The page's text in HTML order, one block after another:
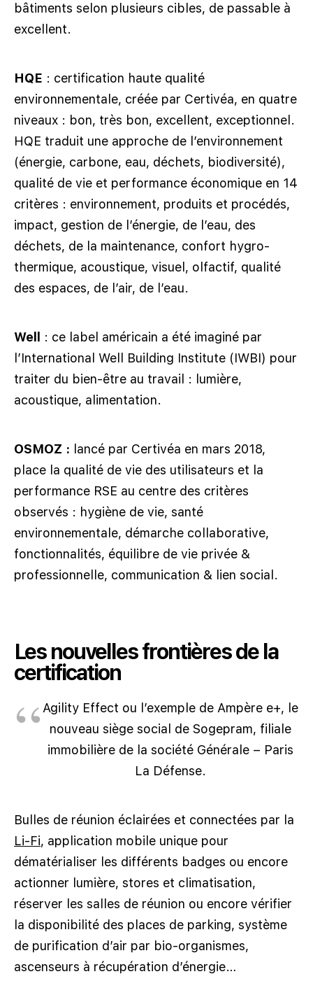
bâtiments selon plusieurs cibles, de passable à
excellent.
HQE : certification haute qualité
environnementale, créée par Certivéa, en quatre
niveaux : bon, très bon, excellent, exceptionnel.
HQE traduit une approche de l’environnement
(énergie, carbone, eau, déchets, biodiversité),
qualité de vie et performance économique en 14
critères : environnement, produits et procédés,
impact, gestion de l’énergie, de l’eau, des
déchets, de la maintenance, confort hygro-
thermique, acoustique, visuel, olfactif, qualité
des espaces, de l’air, de l’eau.
Well : ce label américain a été imaginé par
l’International Well Building Institute (IWBI) pour
traiter du bien-être au travail : lumière,
acoustique, alimentation.
OSMOZ : lancé par Certivéa en mars 2018,
place la qualité de vie des utilisateurs et la
performance RSE au centre des critères
observés : hygiène de vie, santé
environnementale, démarche collaborative,
fonctionnalités, équilibre de vie privée &
professionnelle, communication & lien social.
Les nouvelles frontières de la
certification
Agility Effect ou l’exemple de Ampère e+, le
nouveau siège social de Sogepram, filiale
immobilière de la société Générale – Paris
La Défense.
Bulles de réunion éclairées et connectées par la
Li-Fi, application mobile unique pour
dématérialiser les différents badges ou encore
actionner lumière, stores et climatisation,
réserver les salles de réunion ou encore vérifier
la disponibilité des places de parking, système
de purification d’air par bio-organismes,
ascenseurs à récupération d’énergie…